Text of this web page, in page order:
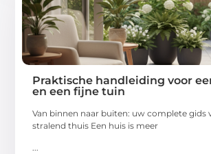
Praktische handleiding voor
en een fijne tuin
Van binnen naar buiten: uw complete gids
stralend thuis Een huis is meer
...